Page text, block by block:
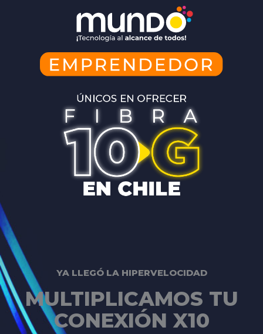
YA LLEGÓ LA HIPERVELOCIDAD
MULTIPLICAMOS TU
CONEXIÓN X10